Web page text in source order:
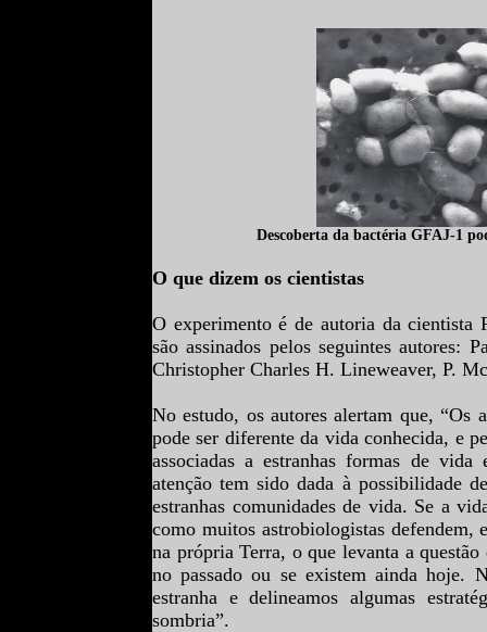
Descoberta da bactéria GFAJ-1
O que dizem os cientistas
O experimento é de autoria da cientista
são assinados pelos seguintes autores:
Christopher Charles H. Lineweaver, P.
No estudo, os autores alertam que, “Os
pode ser diferente da vida conhecida, e
associadas a estranhas formas de
atenção tem sido dada à possibilidade
estranhas comunidades de vida. Se a
como muitos astrobiologistas defendem,
na própria Terra, o que levanta a
no passado ou se existem ainda hoje.
estranha e delineamos algumas
sombria”.